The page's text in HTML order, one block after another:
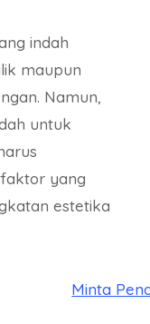
indah
maupun
Namun,
untuk
yang
estetika
Minta